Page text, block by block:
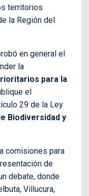
territorios
la Región del
en general el
la
para la
el
29 de la Ley
Biodiversidad y
comisiones para
de
debate, donde
Villucura,